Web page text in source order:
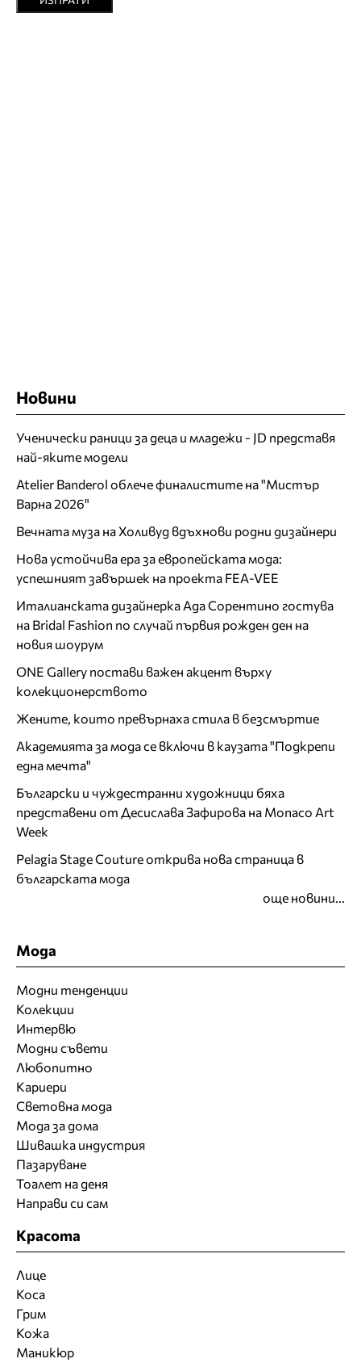
Новини
Ученически раници за деца и младежи - JD представя
най-яките модели
Atelier Banderol облече финалистите на "Мистър
Варна 2026"
Вечната муза на Холивуд вдъхнови родни дизайнери
Нова устойчива ера за европейската мода:
успешният завършек на проекта FEA-VEE
Италианската дизайнерка Ада Сорентино гостува
на Bridal Fashion по случай първия рожден ден на
новия шоурум
ONE Gallery постави важен акцент върху
колекционерството
Жените, които превърнаха стила в безсмъртие
Академията за мода се включи в каузата "Подкрепи
една мечта"
Български и чуждестранни художници бяха
представени от Десислава Зафирова на Monaco Art
Week
Pelagia Stage Couture открива нова страница в
българската мода
още новини...
Мода
Модни тенденции
Колекции
Интервю
Модни съвети
Любопитно
Кариери
Световна мода
Мода за дома
Шивашка индустрия
Пазаруване
Тоалет на деня
Направи си сам
Красота
Лице
Коса
Грим
Кожа
Маникюр